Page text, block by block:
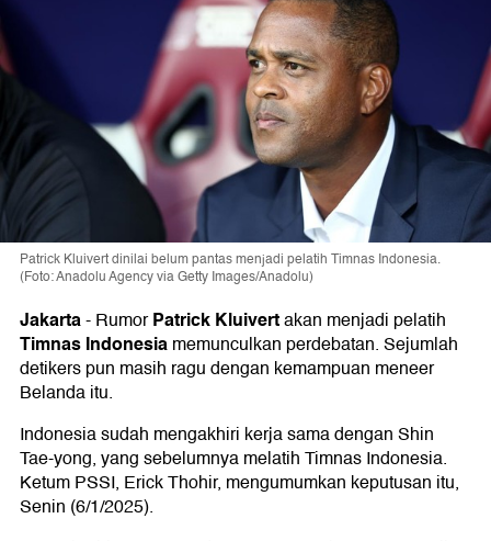
Patrick Kluivert dinilai belum pantas menjadi pelatih Timnas Indonesia.
(Foto: Anadolu Agency via Getty Images/Anadolu)
Jakarta-RumorPatrick Kluivertakan menjadi pelatih
Timnas Indonesiamemunculkan perdebatan. Sejumlah
detikers pun masih ragu dengan kemampuan meneer
Belanda itu.
Indonesia sudah mengakhiri kerja sama dengan Shin
Tae-yong, yang sebelumnya melatih Timnas Indonesia.
Ketum PSSI, Erick Thohir, mengumumkan keputusan itu,
Senin (6/1/2025).